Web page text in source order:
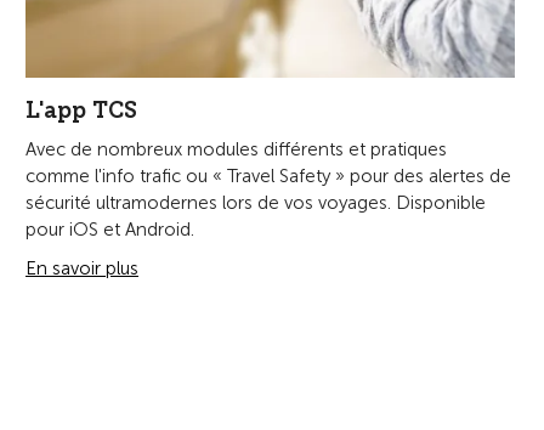
L'app TCS
Avec de nombreux modules différents et pratiques
comme l'info trafic ou « Travel Safety » pour des alertes de
sécurité ultramodernes lors de vos voyages. Disponible
pour iOS et Android.
En savoir plus